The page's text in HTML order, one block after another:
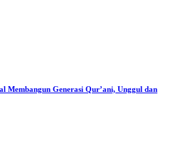
Membangun Generasi Qur’ani, Unggul dan